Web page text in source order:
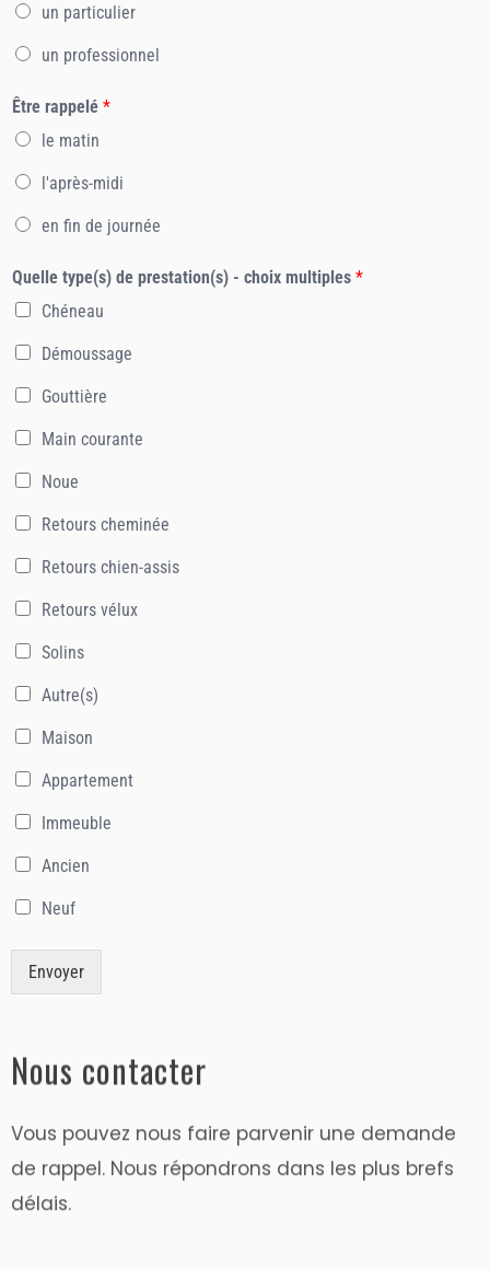
un particulier
un professionnel
Être rappelé *
le matin
l'après-midi
en fin de journée
Quelle type(s) de prestation(s) - choix multiples *
Chéneau
Démoussage
Gouttière
Main courante
Noue
Retours cheminée
Retours chien-assis
Retours vélux
Solins
Autre(s)
Maison
Appartement
Immeuble
Ancien
Neuf
Envoyer
Nous contacter
Vous pouvez nous faire parvenir une demande
de rappel. Nous répondrons dans les plus brefs
délais.